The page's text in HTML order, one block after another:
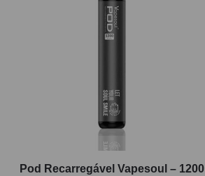
Pod Recarregável Vapesoul – 1200